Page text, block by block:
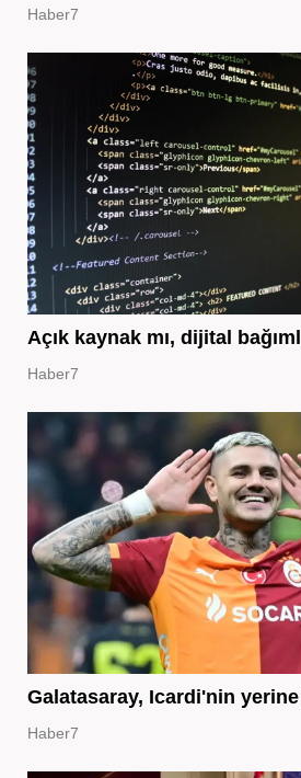
Haber7
Açık kaynak mı, dijital
Haber7
Galatasaray, Icardi'nin
Haber7